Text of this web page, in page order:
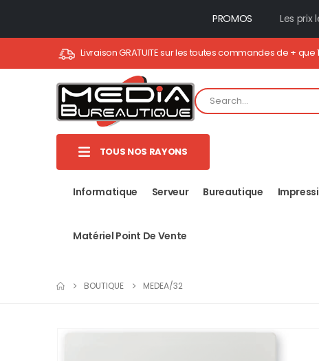
PROMOS Les prix
Livraison GRATUITE sur les toutes commandes de + que
TOUS NOS RAYONS
Informatique Serveur Bureautique
Matériel Point De Vente
BOUTIQUE MEDEA/32